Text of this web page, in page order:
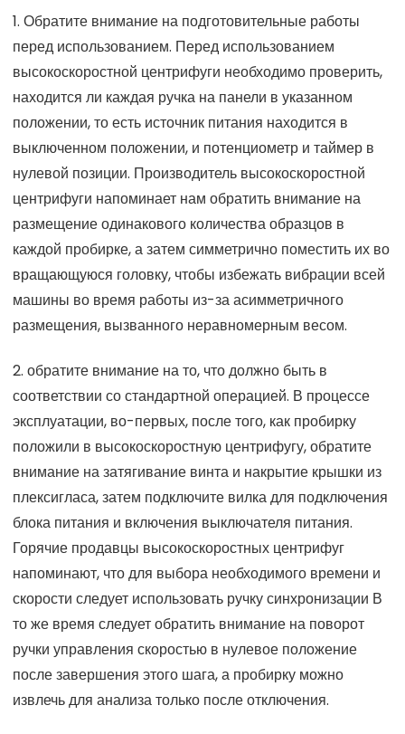
1. Обратите внимание на подготовительные работы
перед использованием. Перед использованием
высокоскоростной центрифуги необходимо проверить,
находится ли каждая ручка на панели в указанном
положении, то есть источник питания находится в
выключенном положении, и потенциометр и таймер в
нулевой позиции. Производитель высокоскоростной
центрифуги напоминает нам обратить внимание на
размещение одинакового количества образцов в
каждой пробирке, а затем симметрично поместить их во
вращающуюся головку, чтобы избежать вибрации всей
машины во время работы из-за асимметричного
размещения, вызванного неравномерным весом.
2. обратите внимание на то, что должно быть в
соответствии со стандартной операцией. В процессе
эксплуатации, во-первых, после того, как пробирку
положили в высокоскоростную центрифугу, обратите
внимание на затягивание винта и накрытие крышки из
плексигласа, затем подключите вилка для подключения
блока питания и включения выключателя питания.
Горячие продавцы высокоскоростных центрифуг
напоминают, что для выбора необходимого времени и
скорости следует использовать ручку синхронизации В
то же время следует обратить внимание на поворот
ручки управления скоростью в нулевое положение
после завершения этого шага, а пробирку можно
извлечь для анализа только после отключения.